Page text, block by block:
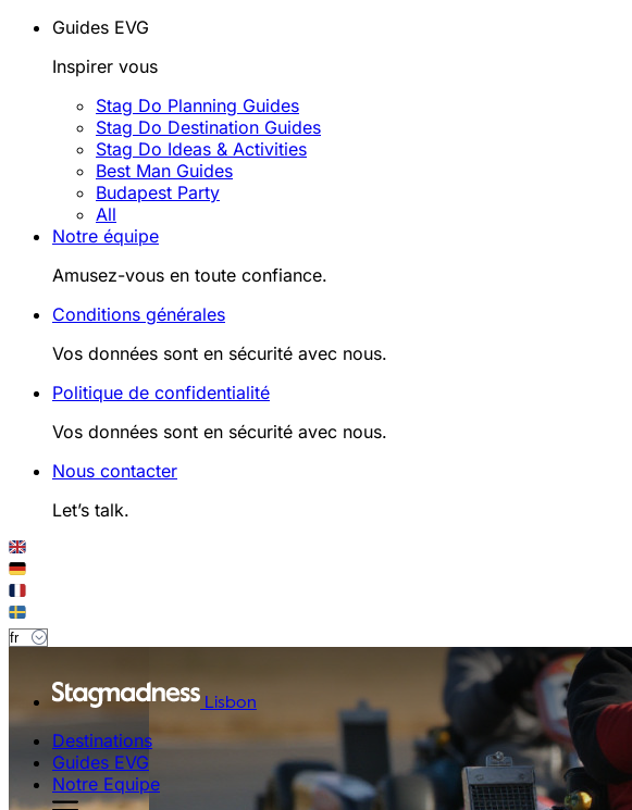
Guides EVG
Inspirer vous
Stag Do Planning Guides
Stag Do Destination Guides
Stag Do Ideas & Activities
Best Man Guides
Budapest Party
All
Notre équipe
Amusez-vous en toute confiance.
Conditions générales
Vos données sont en sécurité avec nous.
Politique de confidentialité
Vos données sont en sécurité avec nous.
Nous contacter
Let’s talk.
Lisbon
Destinations
Guides EVG
Notre Equipe